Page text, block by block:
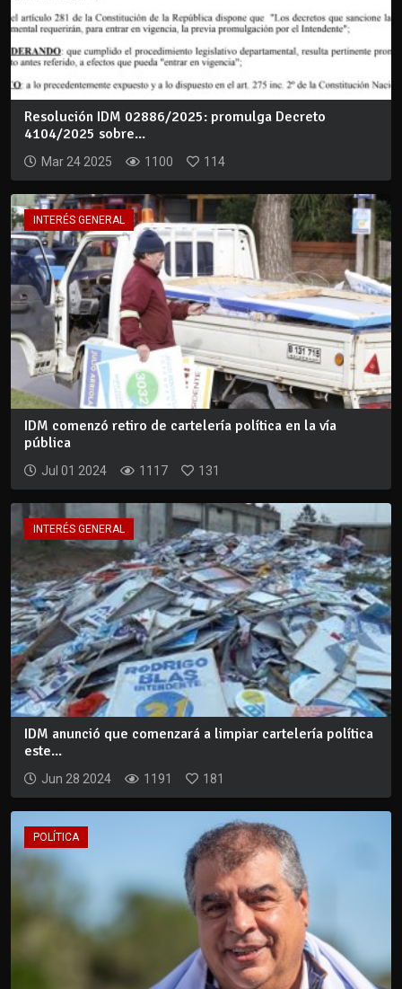
Resolución IDM 02886/2025: promulga Decreto
4104/2025 sobre...
Mar 24 2025 1100 114
INTERÉS GENERAL
IDM comenzó retiro de cartelería política en la vía
pública
Jul 01 2024 1117 131
INTERÉS GENERAL
IDM anunció que comenzará a limpiar cartelería política
este...
Jun 28 2024 1191 181
POLÍTICA